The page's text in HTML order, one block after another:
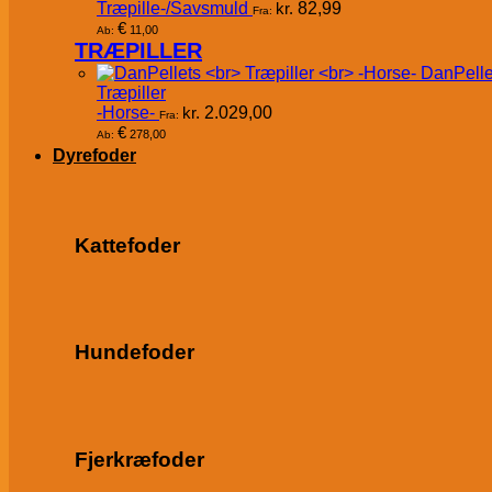
Træpille-/Savsmuld Fra: kr. 82,99
Ab: € 11,00
TRÆPILLER
Træpiller
-Horse- Fra: kr. 2.029,00
Ab: € 278,00
Dyrefoder
Kattefoder
Hundefoder
Fjerkræfoder